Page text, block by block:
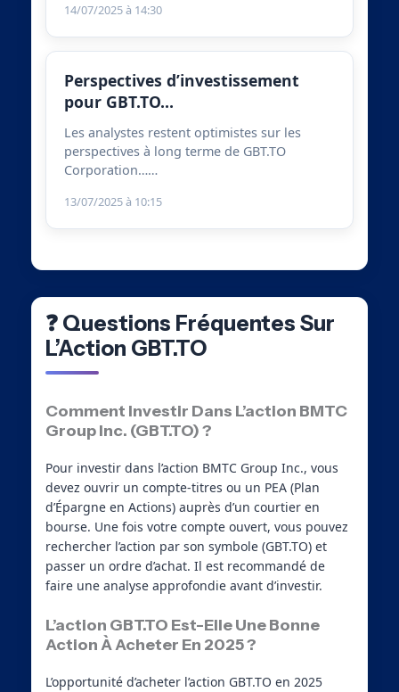
14/07/2025 à 14:30
Perspectives d’investissement
pour GBT.TO…
Les analystes restent optimistes sur les
perspectives à long terme de GBT.TO
Corporation……
13/07/2025 à 10:15
❓ Questions Fréquentes Sur
L’Action GBT.TO
Comment Investir Dans L’action BMTC
Group Inc. (GBT.TO) ?
Pour investir dans l’action BMTC Group Inc., vous
devez ouvrir un compte-titres ou un PEA (Plan
d’Épargne en Actions) auprès d’un courtier en
bourse. Une fois votre compte ouvert, vous pouvez
rechercher l’action par son symbole (GBT.TO) et
passer un ordre d’achat. Il est recommandé de
faire une analyse approfondie avant d’investir.
L’action GBT.TO Est-Elle Une Bonne
Action À Acheter En 2025 ?
L’opportunité d’acheter l’action GBT.TO en 2025